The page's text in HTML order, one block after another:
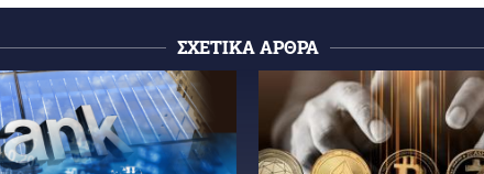
ΣΧΕΤΙΚΑ ΑΡΘΡΑ